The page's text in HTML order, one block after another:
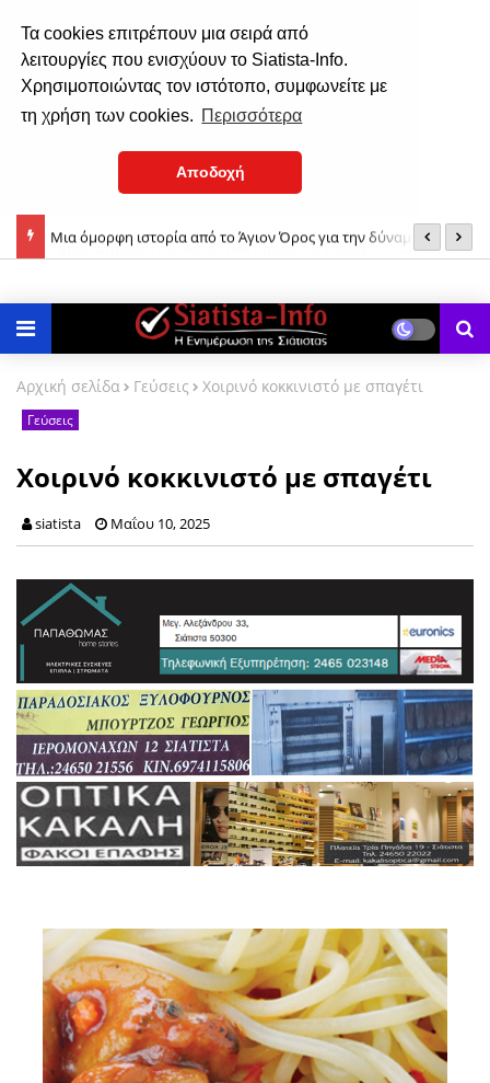
Τα cookies επιτρέπουν μια σειρά από
λειτουργίες που ενισχύουν το Siatista-Info.
Χρησιμοποιώντας τον ιστότοπο, συμφωνείτε με
τη χρήση των cookies. Περισσότερα
Αποδοχή
& Μια όμορφη ιστορία από το Άγιον Όρος για την δύναμη της
Αρχική σελίδα Γεύσεις Χοιρινό κοκκινιστό με σπαγέτι
Γεύσεις
Χοιρινό κοκκινιστό με σπαγέτι
siatista Μαΐου 10, 2025